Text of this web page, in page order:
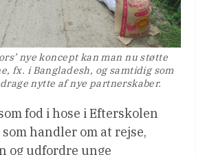
nye koncept kan man nu støtte
fx. i Bangladesh, og samtidig som
nytte af nye partnerskaber.
fod i hose i Efterskolen
handler om at rejse,
og udfordre unge